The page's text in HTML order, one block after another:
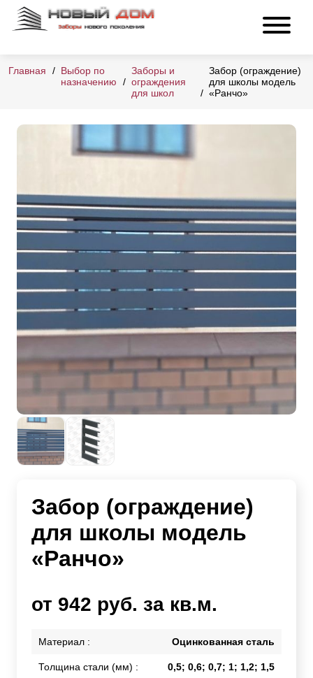
Главная
Выбор по
назначению
Заборы и
ограждения
для школ
Забор (ограждение)
для школы модель
«Ранчо»
Забор (ограждение)
для школы модель
«Ранчо»
от 942 руб. за кв.м.
Материал : Оцинкованная сталь
Толщина стали (мм) : 0,5; 0,6; 0,7; 1; 1,2; 1,5